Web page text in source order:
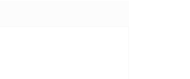
je 5 z 5 hviezdičiek.